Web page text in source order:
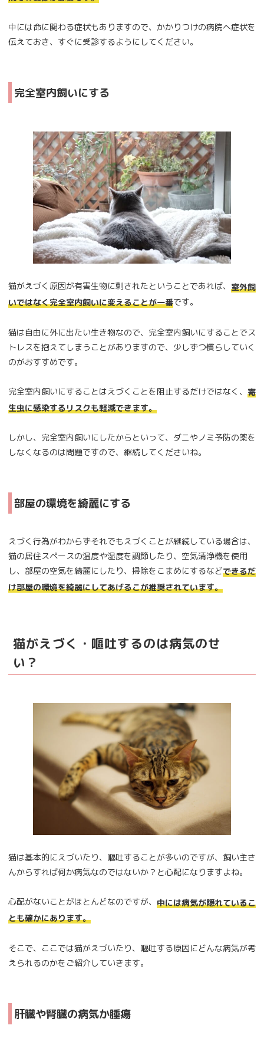
中には命に関わる症状もありますので、かかりつけの病院へ症状を
伝えておき、すぐに受診するようにしてください。
完全室内飼いにする
猫がえづく原因が有害生物に刺されたということであれば、 室外飼
いではなく完全室内飼いに変えることが一番です。
猫は自由に外に出たい生き物なので、完全室内飼いにすることでス
トレスを抱えてしまうことがありますので、少しずつ慣らしていく
のがおすすめです。
完全室内飼いにすることはえづくことを阻止するだけではなく、 寄
生虫に感染するリスクも軽減できます。
しかし、完全室内飼いにしたからといって、ダニやノミ予防の薬を
しなくなるのは問題ですので、継続してくださいね。
部屋の環境を綺麗にする
えづく行為がわからずそれでもえづくことが継続している場合は、
猫の居住スペースの温度や湿度を調節したり、空気清浄機を使用
し、部屋の空気を綺麗にしたり、掃除をこまめにするなどできるだ
け部屋の環境を綺麗にしてあげるこが推奨されています。
猫がえづく・嘔吐するのは病気のせ
い？
猫は基本的にえづいたり、嘔吐することが多いのですが、飼い主さ
んからすれば何か病気なのではないか？と心配になりますよね。
心配がないことがほとんどなのですが、 中には病気が隠れているこ
とも確かにあります。
そこで、ここでは猫がえづいたり、嘔吐する原因にどんな病気が考
えられるのかをご紹介していきます。
肝臓や腎臓の病気か腫瘍